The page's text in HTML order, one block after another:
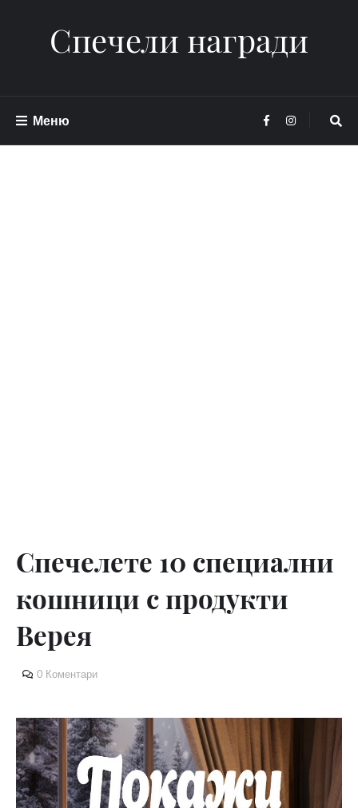
Спечели награди
Меню
Спечелете 10 специални
кошници с продукти
Верея
0 Коментари